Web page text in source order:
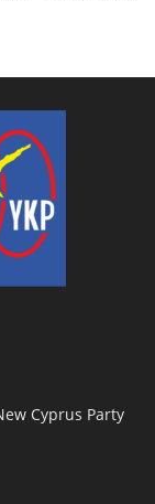
Cyprus Party